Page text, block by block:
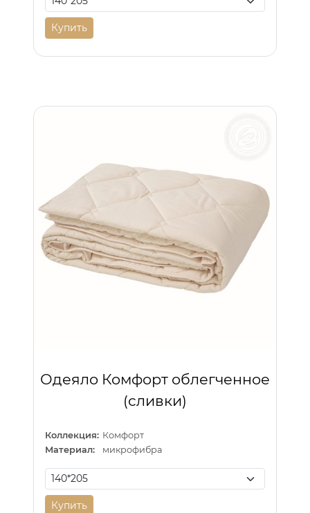
Купить
Одеяло Комфорт облегченное
(сливки)
Коллекция: Комфорт
Материал:
микрофибра
Купить